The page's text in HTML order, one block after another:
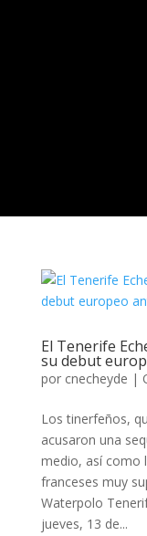
El Tenerife
su debut
por cnecheyde |
Los tinerfeños,
acusaron una
medio, así como
franceses muy
Waterpolo
jueves, 13 de...